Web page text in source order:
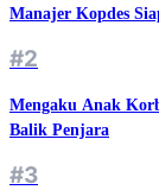
Manajer Kopdes
#2
Mengaku Anak
Balik Penjara
#3